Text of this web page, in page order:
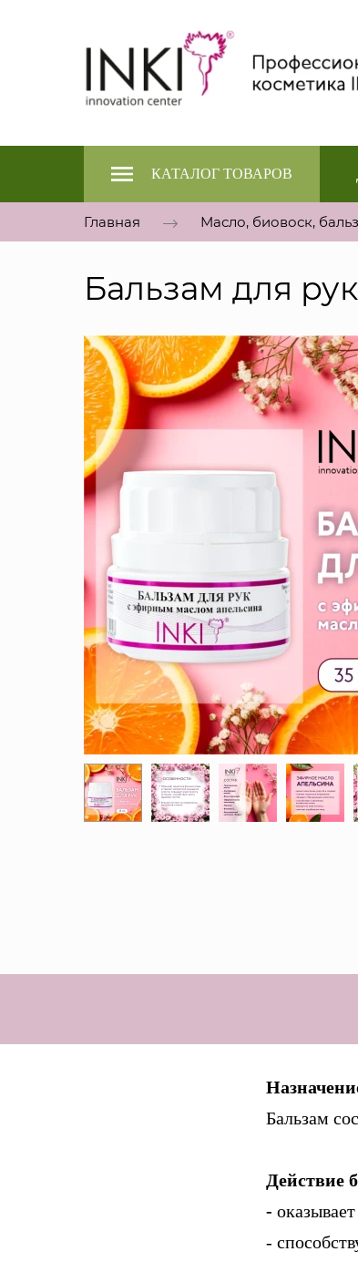
КАТАЛОГ ТОВАРОВ
Главная Масло, биовоск,
Бальзам для
Бальзам
Действие
-
-